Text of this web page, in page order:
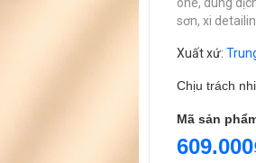
sơn, xi
Xuất xứ:
Chịu trách
Mã sản